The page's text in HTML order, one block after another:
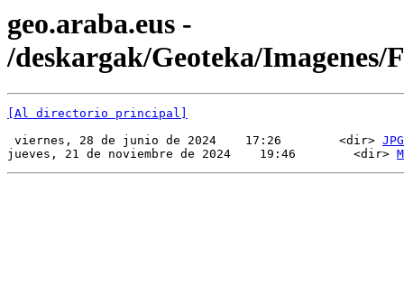
geo.araba.eus -
/deskargak/Geoteka/Imagenes/
[Al directorio principal]
viernes, 28 de junio de 2024    17:26        <dir> JPG
jueves, 21 de noviembre de 2024    19:46        <dir>